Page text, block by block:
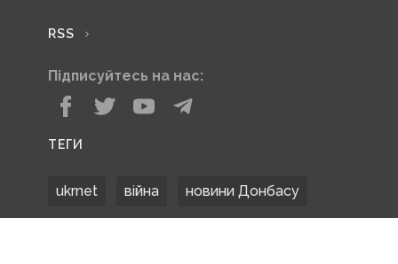
RSS
Підписуйтесь на нас:
ТЕГИ
ukrnet війна новини Донбасу